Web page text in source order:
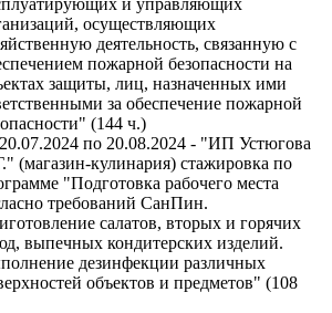
осуществляющих
деятельность, связанную с
пожарной безопасности на
защиты, лиц, назначенных ими
за обеспечение пожарной
(144 ч.)
по 20.08.2024 - "ИП Устюгова
(магазин-кулинария) стажировка по
"Подготовка рабочего места
требований СанПин.
салатов, вторых и горячих
выпечных кондитерских изделий.
дезинфекции различных
объектов и предметов" (108